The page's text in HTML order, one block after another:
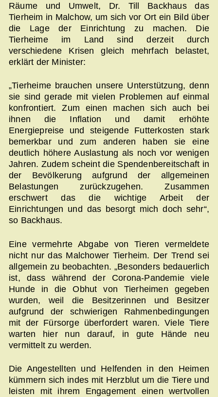
Räume und Umwelt, Dr. Till Backhaus das
Tierheim in Malchow, um sich vor Ort ein Bild über
die Lage der Einrichtung zu machen. Die
Tierheime im Land sind derzeit durch
verschiedene Krisen gleich mehrfach belastet,
erklärt der Minister:
„Tierheime brauchen unsere Unterstützung, denn
sie sind gerade mit vielen Problemen auf einmal
konfrontiert. Zum einen machen sich auch bei
ihnen die Inflation und damit erhöhte
Energiepreise und steigende Futterkosten stark
bemerkbar und zum anderen haben sie eine
deutlich höhere Auslastung als noch vor wenigen
Jahren. Zudem scheint die Spendenbereitschaft in
der Bevölkerung aufgrund der allgemeinen
Belastungen zurückzugehen. Zusammen
erschwert das die wichtige Arbeit der
Einrichtungen und das besorgt mich doch sehr“,
so Backhaus.
Eine vermehrte Abgabe von Tieren vermeldete
nicht nur das Malchower Tierheim. Der Trend sei
allgemein zu beobachten. „Besonders bedauerlich
ist, dass während der Corona-Pandemie viele
Hunde in die Obhut von Tierheimen gegeben
wurden, weil die Besitzerinnen und Besitzer
aufgrund der schwierigen Rahmenbedingungen
mit der Fürsorge überfordert waren. Viele Tiere
warten hier nun darauf, in gute Hände neu
vermittelt zu werden.
Die Angestellten und Helfenden in den Heimen
kümmern sich indes mit Herzblut um die Tiere und
leisten mit ihrem Engagement einen wertvollen